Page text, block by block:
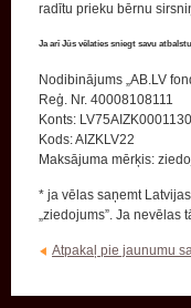
radītu prieku bērnu
Ja arī Jūs vēlaties sniegt savu
Nodibinājums „AB.LV
Reģ. Nr. 40008108111
Konts:
Kods: AIZKLV22
Maksājuma mērķis:
* ja vēlas saņemt
„ziedojums”. Ja nevēlas
Atpakaļ pie jaunumu